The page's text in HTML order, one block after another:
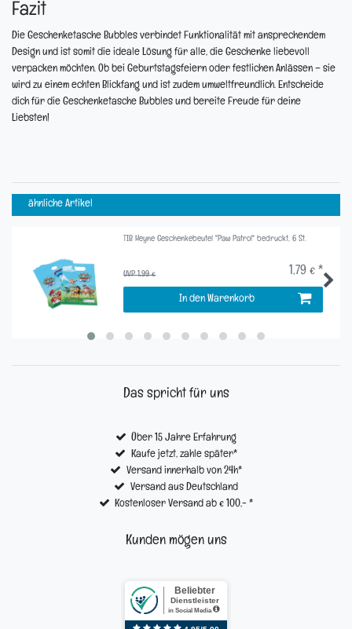
Fazit
Die Geschenketasche Bubbles verbindet Funktionalität mit ansprechendem
Design und ist somit die ideale Lösung für alle, die Geschenke liebevoll
verpacken möchten. Ob bei Geburtstagsfeiern oder festlichen Anlässen – sie
wird zu einem echten Blickfang und ist zudem umweltfreundlich. Entscheide
dich für die Geschenketasche Bubbles und bereite Freude für deine
Liebsten!
ähnliche Artikel
TIB Heyne Geschenkebeutel "Paw Patrol" bedruckt, 6 St.
UVP 1,99 € 1,79 € *
In den Warenkorb
Das spricht für uns
Über 15 Jahre Erfahrung
Kaufe jetzt, zahle später*
Versand innerhalb von 24h*
Versand aus Deutschland
Kostenloser Versand ab € 100,- *
Kunden mögen uns